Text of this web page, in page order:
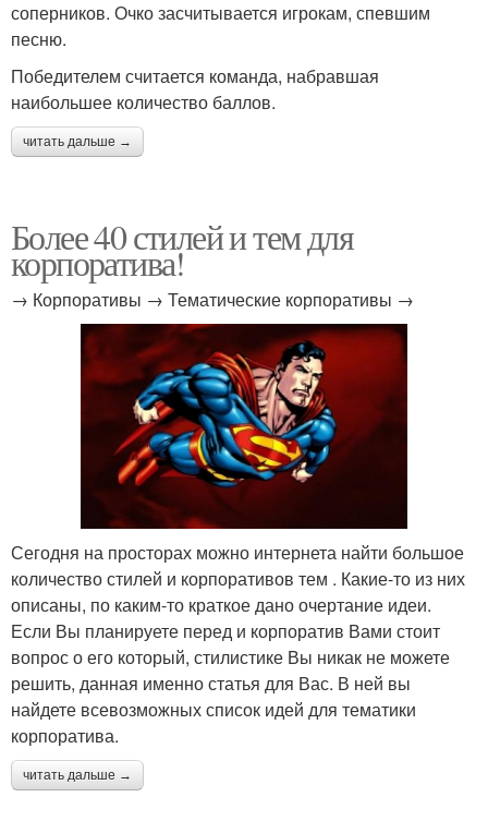
соперников. Очко засчитывается игрокам, спевшим
песню.
Победителем считается команда, набравшая
наибольшее количество баллов.
читать дальше →
Более 40 стилей и тем для
корпоратива!
→ Корпоративы → Тематические корпоративы →
Сегодня на просторах можно интернета найти большое
количество стилей и корпоративов тем . Какие-то из них
описаны, по каким-то краткое дано очертание идеи.
Если Вы планируете перед и корпоратив Вами стоит
вопрос о его который, стилистике Вы никак не можете
решить, данная именно статья для Вас. В ней вы
найдете всевозможных список идей для тематики
корпоратива.
читать дальше →